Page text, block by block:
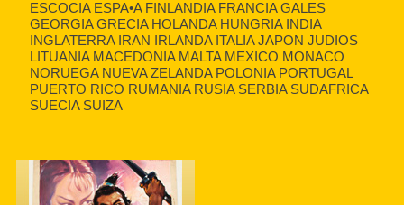
ESCOCIA ESPA•A FINLANDIA FRANCIA GALES
GEORGIA GRECIA HOLANDA HUNGRIA INDIA
INGLATERRA IRAN IRLANDA ITALIA JAPON JUDIOS
LITUANIA MACEDONIA MALTA MEXICO MONACO
NORUEGA NUEVA ZELANDA POLONIA PORTUGAL
PUERTO RICO RUMANIA RUSIA SERBIA SUDAFRICA
SUECIA SUIZA